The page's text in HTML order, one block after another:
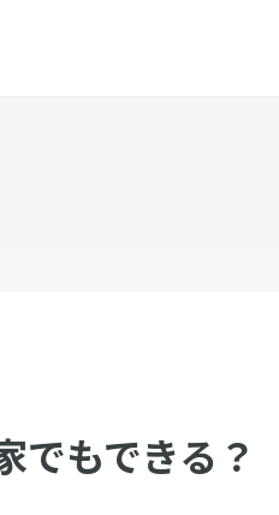
でもできる？